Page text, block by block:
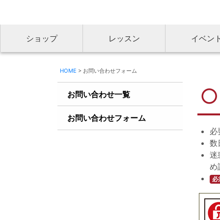
ショップ レッスン イベント
HOME > お問い合わせフォーム
必
数
迷
め
必
お問い合わせ一覧
お問い合わせフォーム